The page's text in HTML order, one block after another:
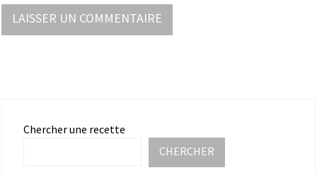
Chercher une recette
CHERCHER